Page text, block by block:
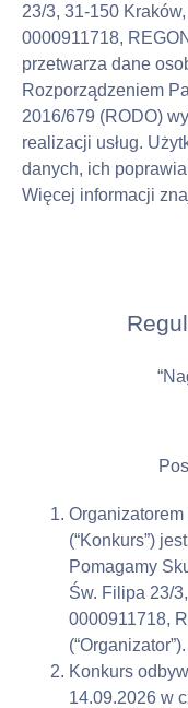
23/3, 31-150
0000911718,
przetwarza dane
Rozporządzeniem
2016/679 (RODO)
realizacji usług.
danych, ich
Więcej informacji
Organizatorem
(“Konkurs”)
Pomagamy
Św. Filipa 23/
0000911718,
(“Organizator”).
Konkurs
14.09.2026 w